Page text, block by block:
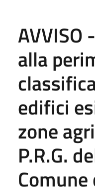
AVVISO
alla
edifici
zone
P.R.G.